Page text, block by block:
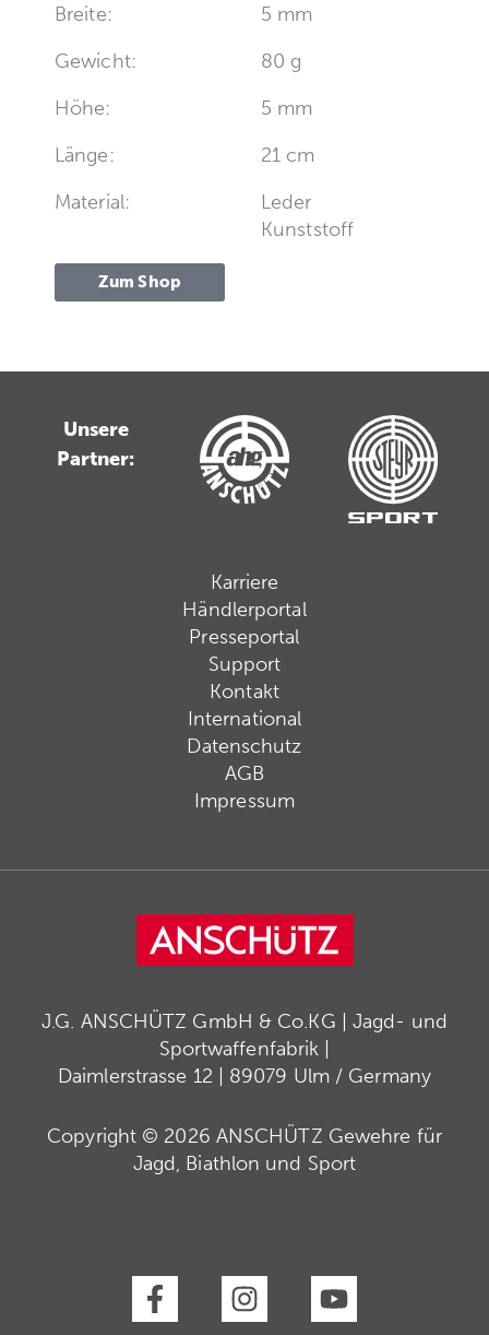
Breite:
5 mm
Gewicht:
80 g
Höhe:
5 mm
Länge:
21 cm
Material:
Leder
Kunststoff
Zum Shop
Unsere
Partner:
Karriere
Händlerportal
Presseportal
Support
Kontakt
International
Datenschutz
AGB
Impressum
J.G. ANSCHÜTZ GmbH & Co.KG | Jagd- und
Sportwaffenfabrik |
Daimlerstrasse 12 | 89079 Ulm / Germany
Copyright © 2026 ANSCHÜTZ Gewehre für
Jagd, Biathlon und Sport